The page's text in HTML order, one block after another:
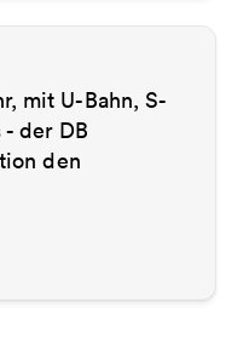
mit U-Bahn, S-
der DB
den